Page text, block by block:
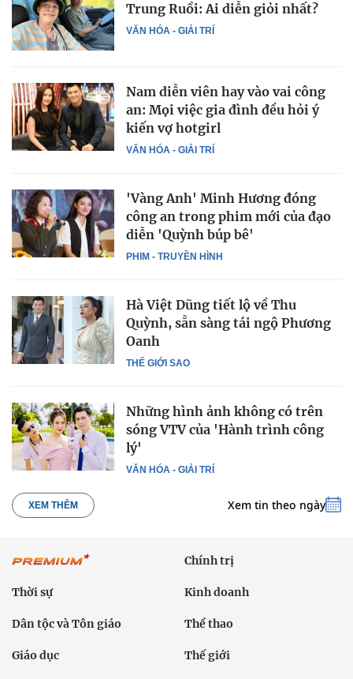
VĂN HÓA - GIẢI TRÍ
Trung Ruồi: Ai diễn giỏi nhất?
VĂN HÓA - GIẢI TRÍ
Nam diễn viên hay vào vai công
an: Mọi việc gia đình đều hỏi ý
kiến vợ hotgirl
PHIM - TRUYỀN HÌNH
'Vàng Anh' Minh Hương đóng
công an trong phim mới của đạo
diễn 'Quỳnh búp bê'
THẾ GIỚI SAO
Hà Việt Dũng tiết lộ về Thu
Quỳnh, sẵn sàng tái ngộ Phương
Oanh
VĂN HÓA - GIẢI TRÍ
Những hình ảnh không có trên
sóng VTV của 'Hành trình công
lý'
XEM THÊM Xem tin theo ngày
Chính trị
Thời sự Kinh doanh
Dân tộc và Tôn giáo Thể thao
Giáo dục Thế giới